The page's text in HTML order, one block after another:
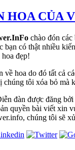
HOA CỦA
chào đón
bạn có thật nhiều
đẹp!
về hoa do đó tất cả
chúng tôi xóa bỏ mà
đàn được đăng bởi
quyền bài viết xin
chúng tôi sẽ